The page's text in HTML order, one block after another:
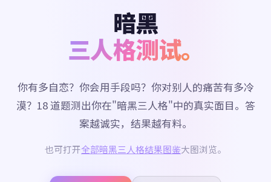
暗黑
三人格测试。
你有多自恋？你会用手段吗？你对别人的痛苦有多冷
漠？18 道题测出你在"暗黑三人格"中的真实面目。答
案越诚实，结果越有料。
也可打开全部暗黑三人格结果图鉴大图浏览。